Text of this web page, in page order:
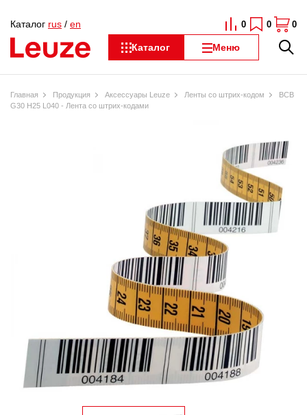
Каталог Меню
Каталог rus / en 0 0 0
Главная Продукция Аксессуары Leuze Ленты со штрих-кодом
BCB
G30 H25 L040 - Лента со штрих-кодами